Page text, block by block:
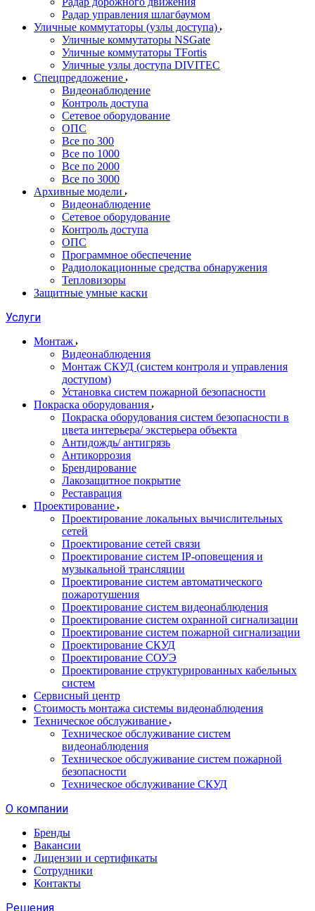
Радар управления шлагбаумом
Уличные коммутаторы (узлы доступа)
Уличные коммутаторы NSGate
Уличные коммутаторы TFortis
Уличные узлы доступа DIVITEC
Спецпредложение
Видеонаблюдение
Контроль доступа
Сетевое оборудование
ОПС
Все по 300
Все по 1000
Все по 2000
Все по 3000
Архивные модели
Видеонаблюдение
Сетевое оборудование
Контроль доступа
ОПС
Программное обеспечение
Радиолокационные средства обнаружения
Тепловизоры
Защитные умные каски
Услуги
Монтаж
Видеонаблюдения
Монтаж СКУД (систем контроля и управления
доступом)
Установка систем пожарной безопасности
Покраска оборудования
Покраска оборудования систем безопасности в
цвета интерьера/ экстерьера объекта
Антидождь/ антигрязь
Антикоррозия
Брендирование
Лакозащитное покрытие
Реставрация
Проектирование
Проектирование локальных вычислительных
сетей
Проектирование сетей связи
Проектирование систем IP-оповещения и
музыкальной трансляции
Проектирование систем автоматического
пожаротушения
Проектирование систем видеонаблюдения
Проектирование систем охранной сигнализации
Проектирование систем пожарной сигнализации
Проектирование СКУД
Проектирование СОУЭ
Проектирование структурированных кабельных
систем
Сервисный центр
Стоимость монтажа системы видеонаблюдения
Техническое обслуживание
Техническое обслуживание систем
видеонаблюдения
Техническое обслуживание систем пожарной
безопасности
Техническое обслуживание СКУД
О компании
Бренды
Вакансии
Лицензии и сертификаты
Сотрудники
Контакты
Решения